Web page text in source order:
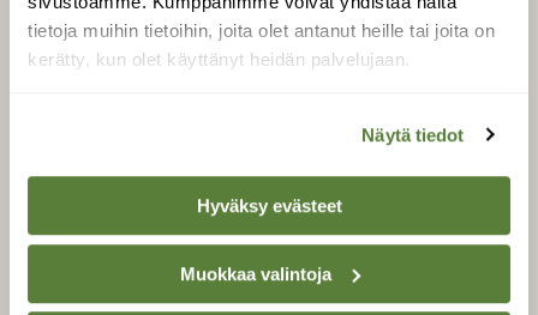
tietoja muihin tietoihin, joita olet antanut heille tai joita on
kerätty, kun olet käyttänyt heidän palvelujaan.
Näytä tiedot
Hyväksy evästeet
Muokkaa valintoja
SUOMEN LUONNON­
SUOJELU­LIITTO
Suomen Luonto -lehden
luonnonsuojelu­liitto.